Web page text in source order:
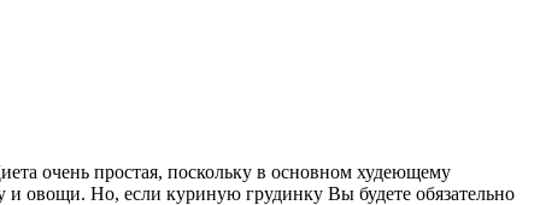
очень простая, поскольку в основном худеющему
овощи. Но, если куриную грудинку Вы будете обязательно